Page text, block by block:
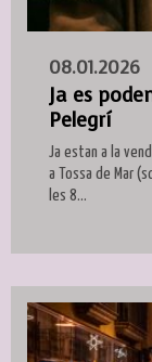
08.01.2026
Ja es
Pelegrí
Ja estan a la
a Tossa de Mar
les 8...